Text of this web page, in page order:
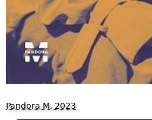
Pandora M, 2023